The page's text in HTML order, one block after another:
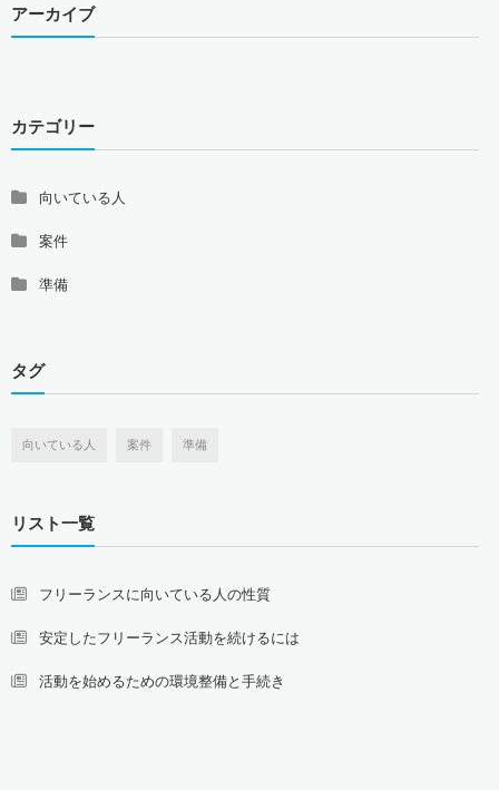
アーカイブ
カテゴリー
向いている人
案件
準備
タグ
向いている人 案件 準備
リスト一覧
フリーランスに向いている人の性質
安定したフリーランス活動を続けるには
活動を始めるための環境整備と手続き